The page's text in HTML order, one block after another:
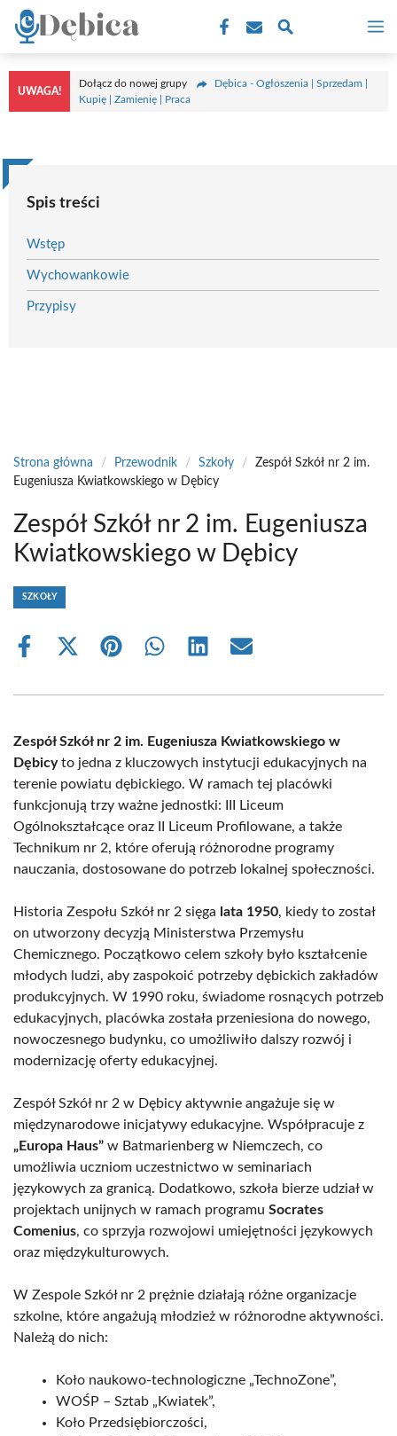
Przejdź
treści
UWAGA!
Dołącz do nowej grupy
Dębica - Ogłoszenia | Sprzedam |
Kupię | Zamienię | Praca
Spis treści
Wstęp
Wychowankowie
Przypisy
Strona główna / Przewodnik / Szkoły /
Zespół Szkół nr 2 im.
Eugeniusza Kwiatkowskiego w Dębicy
Zespół Szkół nr 2 im. Eugeniusza
Kwiatkowskiego w Dębicy
SZKOŁY
Share
Share
(Twitter)
Share Share Share Share
Zespół Szkół nr 2 im. Eugeniusza Kwiatkowskiego w
Dębicyto jedna z kluczowych instytucji edukacyjnych na
terenie powiatu dębickiego. W ramach tej placówki
funkcjonują trzy ważne jednostki: III Liceum
Ogólnokształcące oraz II Liceum Profilowane, a także
Technikum nr 2, które oferują różnorodne programy
nauczania, dostosowane do potrzeb lokalnej społeczności.
Historia Zespołu Szkół nr 2 sięga lata 1950, kiedy to został
on utworzony decyzją Ministerstwa Przemysłu
Chemicznego. Początkowo celem szkoły było kształcenie
młodych ludzi, aby zaspokoić potrzeby dębickich zakładów
produkcyjnych. W 1990 roku, świadome rosnących potrzeb
edukacyjnych, placówka została przeniesiona do nowego,
nowoczesnego budynku, co umożliwiło dalszy rozwój i
modernizację oferty edukacyjnej.
Zespół Szkół nr 2 w Dębicy aktywnie angażuje się w
międzynarodowe inicjatywy edukacyjne. Współpracuje z
„Europa Haus” w Batmarienberg w Niemczech, co
umożliwia uczniom uczestnictwo w seminariach
językowych za granicą. Dodatkowo, szkoła bierze udział w
projektach unijnych w ramach programu Socrates
Comenius, co sprzyja rozwojowi umiejętności językowych
oraz międzykulturowych.
W Zespole Szkół nr 2 prężnie działają różne organizacje
szkolne, które angażują młodzież w różnorodne aktywności.
Należą do nich:
Koło naukowo-technologiczne „TechnoZone”,
WOŚP – Sztab „Kwiatek”,
Koło Przedsiębiorczości,